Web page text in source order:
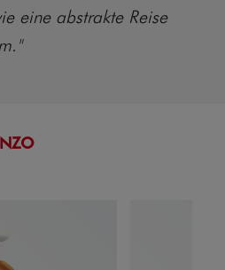
eine abstrakte Reise